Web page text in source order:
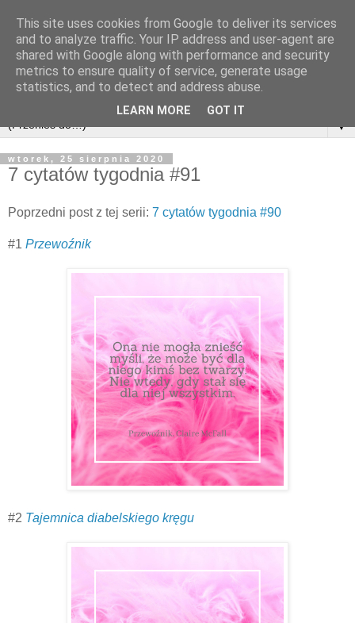
▼
wtorek, 25 sierpnia 2020
7 cytatów tygodnia #91
Poprzedni post z tej serii: 7 cytatów tygodnia #90
#1 Przewoźnik
#2 Tajemnica diabelskiego kręgu
This site uses cookies from Google to deliver its services
and to analyze traffic. Your IP address and user-agent are
shared with Google along with performance and security
metrics to ensure quality of service, generate usage
statistics, and to detect and address abuse.
LEARN MORE GOT IT